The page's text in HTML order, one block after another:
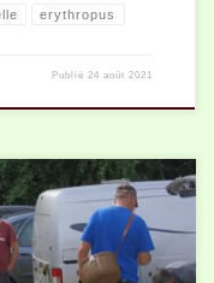
erythropus
Publié 24 août 2021